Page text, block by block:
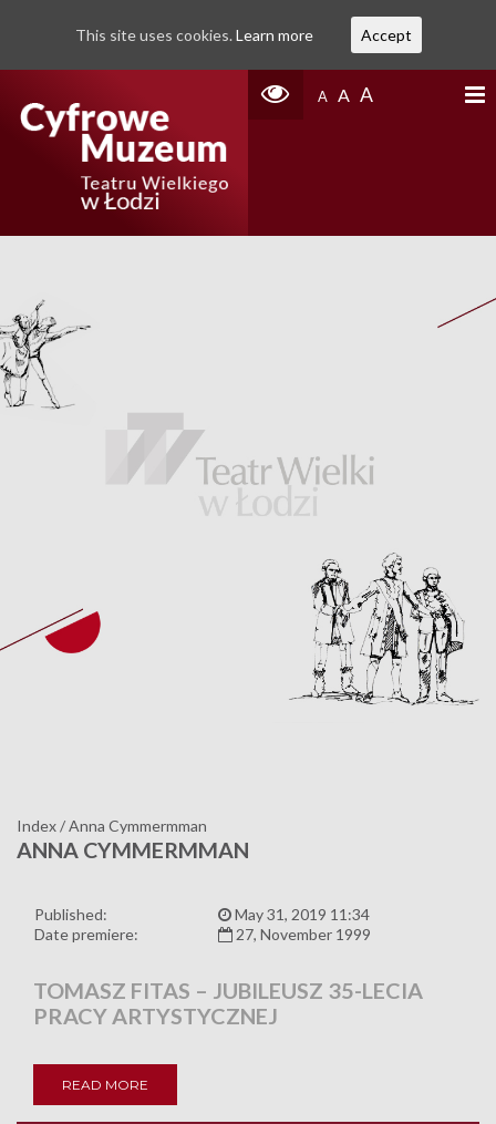
A A A
Index/Anna Cymmermman
ANNA CYMMERMMAN
Published:
May 31, 2019 11:34
Date premiere:
27, November 1999
TOMASZ FITAS – JUBILEUSZ 35-LECIA
PRACY ARTYSTYCZNEJ
READ MORE
This site uses cookies. Learn more Accept